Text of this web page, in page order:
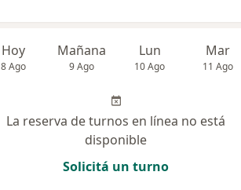
Hoy
8 Ago
Mañana
9 Ago
Lun
10 Ago
Mar
11 Ago
La reserva de turnos en línea no está
disponible
Solicitá un turno